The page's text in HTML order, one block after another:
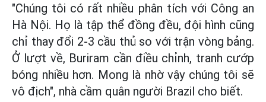
"Chúng tôi có rất nhiều phân tích với Công an
Hà Nội. Họ là tập thể đồng đều, đội hình cũng
chỉ thay đổi 2-3 cầu thủ so với trận vòng bảng.
Ở lượt về, Buriram cần điều chỉnh, tranh cướp
bóng nhiều hơn. Mong là nhờ vậy chúng tôi sẽ
vô địch", nhà cầm quân người Brazil cho biết.